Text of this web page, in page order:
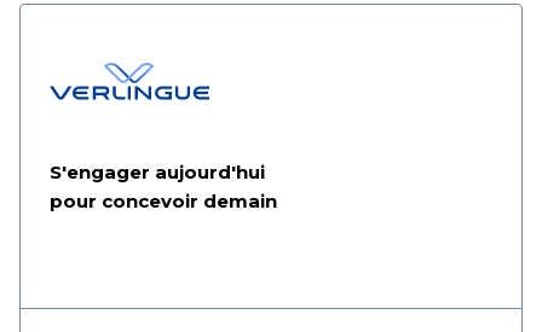
S'engager aujourd'hui
pour concevoir demain